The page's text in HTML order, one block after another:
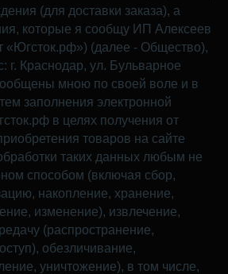
(для доставки заказа), а
которые я сообщу ИП Алексеев
«Югсток.рф») (далее - Общество),
г. Краснодар, ул. Бульварное
мною по своей воле и в
заполнения электронной
в целях получения от
товаров на сайте
таких данных любым не
способом (включая сбор,
накопление, хранение,
изменение), извлечение,
(распространение,
обезличивание,
уничтожение), в том числе,